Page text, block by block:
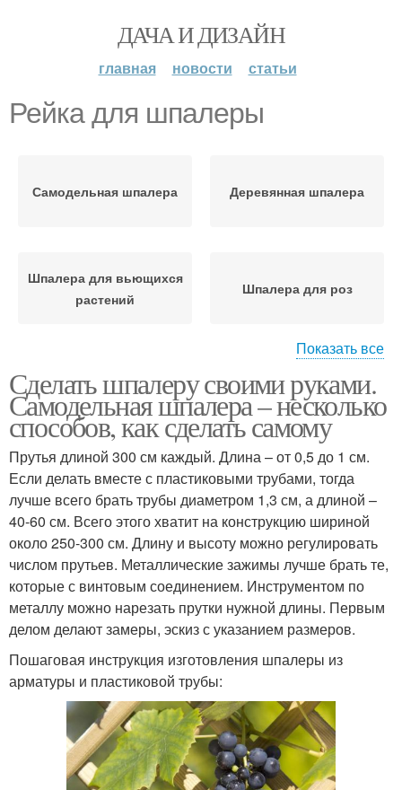
ДАЧА И ДИЗАЙН
главная новости статьи
Рейка для шпалеры
Самодельная шпалера Деревянная шпалера
Шпалера для вьющихся
растений
Шпалера для роз
Шпалера для кустов Самодельные шпалеры
Шпалеры для
лиановидных
Садовая шпалера
Показать все
Сделать шпалеру своими руками.
Самодельная шпалера – несколько
способов, как сделать самому
Прутья длиной 300 см каждый. Длина – от 0,5 до 1 см.
Если делать вместе с пластиковыми трубами, тогда
лучше всего брать трубы диаметром 1,3 см, а длиной –
40-60 см. Всего этого хватит на конструкцию шириной
около 250-300 см. Длину и высоту можно регулировать
числом прутьев. Металлические зажимы лучше брать те,
которые с винтовым соединением. Инструментом по
металлу можно нарезать прутки нужной длины. Первым
делом делают замеры, эскиз с указанием размеров.
Пошаговая инструкция изготовления шпалеры из
арматуры и пластиковой трубы: